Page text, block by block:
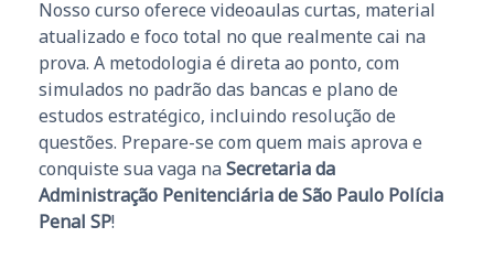
Nosso curso oferece videoaulas curtas, material
atualizado e foco total no que realmente cai na
prova. A metodologia é direta ao ponto, com
simulados no padrão das bancas e plano de
estudos estratégico, incluindo resolução de
questões. Prepare-se com quem mais aprova e
conquiste sua vaga na Secretaria da
Administração Penitenciária de São Paulo Polícia
Penal SP!